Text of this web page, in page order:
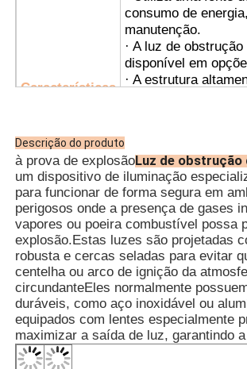
consumo de
manutenção.
· A luz de
disponível em
· A estrutura
protecção e pode
Beidou para
· Utiliza um
fiabilidade, ligando-
de neblina e
· A sincronização
para facilitar a
momento da
· É adequado tanto
· Plataformas de
· Instalações de
· Silos de cereais e
Descrição do produto
à prova de explosãoLuz de obstrução
um dispositivo de iluminação
para funcionar de forma segura em
perigosos onde a presença de gases
vapores ou poeira combustível possa
explosão.Estas luzes são projetadas
robusta e cercas seladas para evitar
centelha ou arco de ignição da
circundanteEles normalmente
duráveis, como aço inoxidável ou
equipados com lentes especialmente
maximizar a saída de luz, garantindo